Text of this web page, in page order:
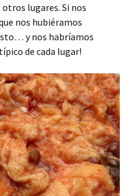
lugares. Si nos
nos hubiéramos
y nos habríamos
de cada lugar!